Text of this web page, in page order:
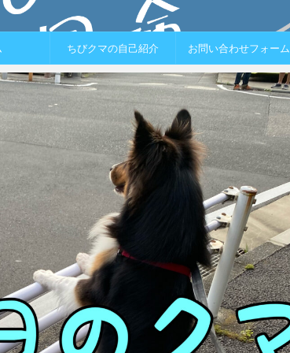
ちびクマの自己紹介 お問い合わせフォーム